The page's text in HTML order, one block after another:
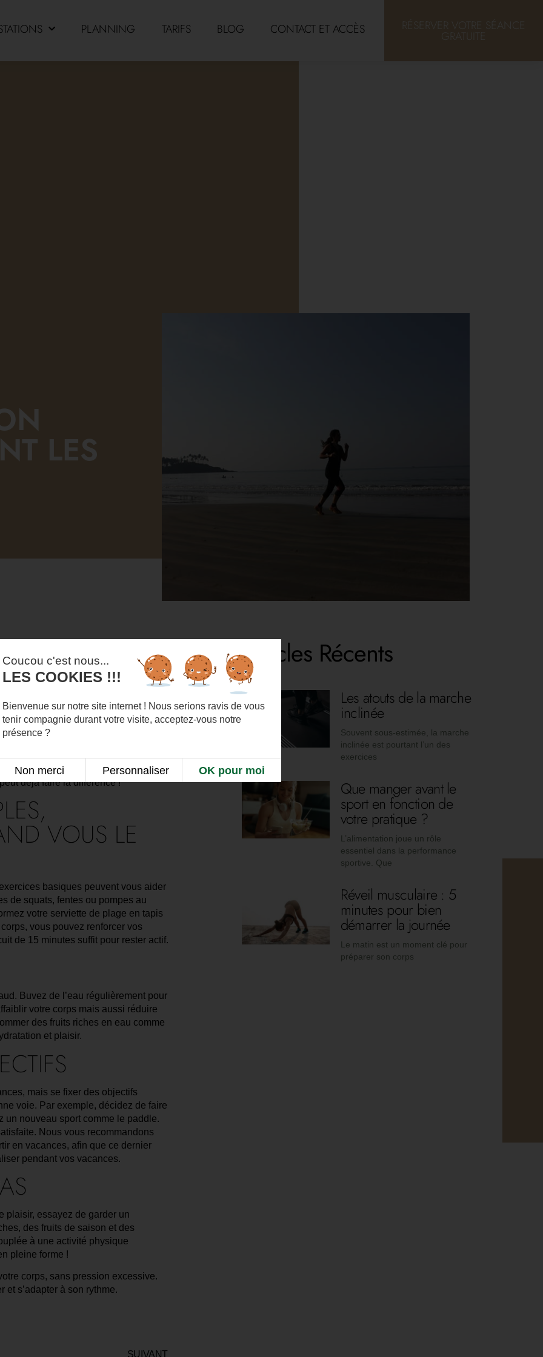
PLANNING TARIFS BLOG CONTACT ET ACCÈS RÉSERVER VOTRE SÉANCE
GRATUITE
LES
et échapper à la routine. Mais cela
! Voici quelques astuces simples et
de votresalle de sport.
pour maintenir la forme pendant
votre journée. Profitez des
dans la mer ou explorez les
de brûler des calories tout en
déjà faire la différence !
VOUS LE
basiques peuvent vous aider
de squats, fentes ou pompes au
votre serviette de plage en tapis
vous pouvez renforcer vos
de 15 minutes suffit pour rester actif.
Buvez de l’eau régulièrement pour
votre corps mais aussi réduire
des fruits riches en eau comme
et plaisir.
mais se fixer des objectifs
voie. Par exemple, décidez de faire
un nouveau sport comme le paddle.
Nous vous recommandons
en vacances, afin que ce dernier
pendant vos vacances.
plaisir, essayez de garder un
des fruits de saison et des
à une activité physique
pleine forme !
corps, sans pression excessive.
et s’adapter à son rythme.
SUIVANT
Articles Récents
Les atouts de la marche
inclinée
Souvent sous-estimée, la marche
inclinée est pourtant l’un des
exercices
Que manger avant le
sport en fonction de
votre pratique ?
L’alimentation joue un rôle
essentiel dans la performance
sportive. Que
Réveil musculaire : 5
minutes pour bien
démarrer la journée
Le matin est un moment clé pour
préparer son corps
Coucou c'est nous...
LES COOKIES !!!
Bienvenue sur notre site internet ! Nous serions ravis de vous
tenir compagnie durant votre visite, acceptez-vous notre
présence ?
Non merci Personnaliser OK pour moi